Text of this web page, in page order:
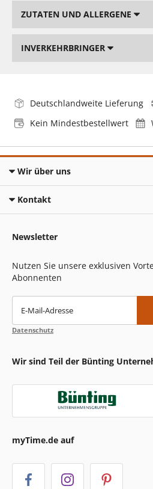
ZUTATEN UND ALLERGENE
INVERKEHRBRINGER
Deutschlandweite Lieferung
Kein Mindestbestellwert
Wir über uns
Kontakt
Newsletter
Nutzen Sie unsere exklusiven
Abonnenten
E-Mail-Adresse
Datenschutz
Wir sind Teil der Bünting
myTime.de auf